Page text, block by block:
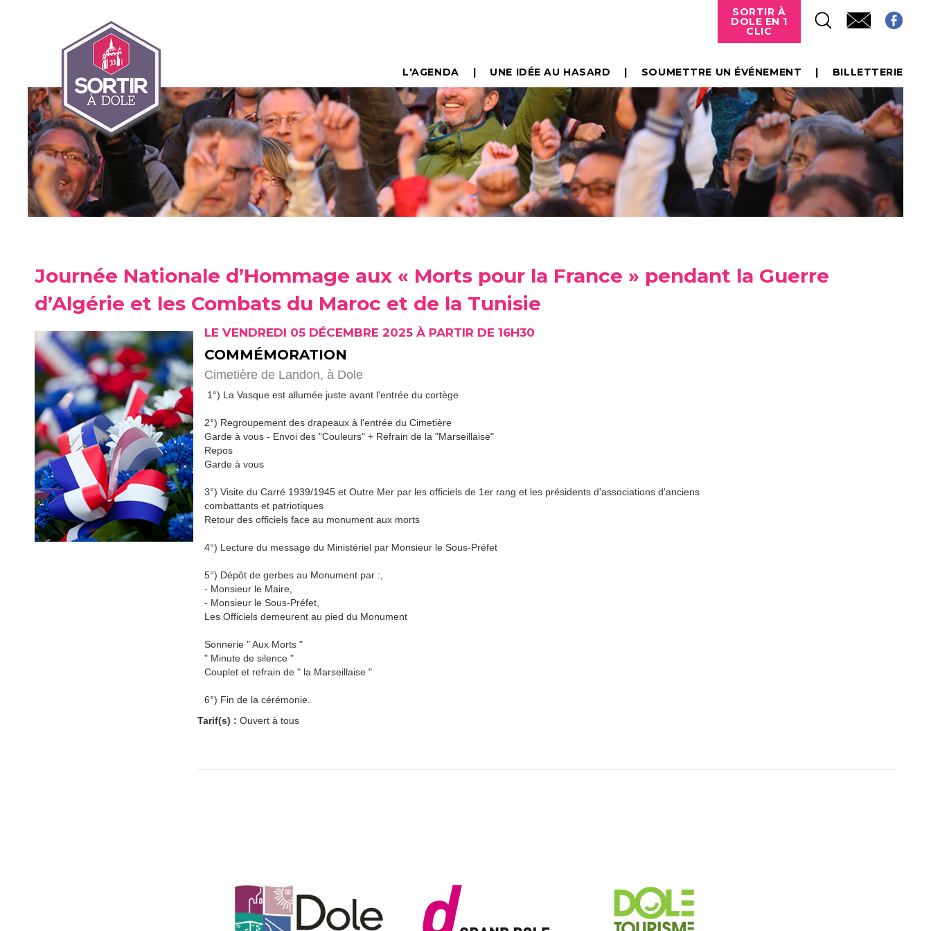
SORTIR À
DOLE EN 1
CLIC
L'AGENDA UNE IDÉE AU HASARD SOUMETTRE UN ÉVÉNEMENT BILLETTERIE
Journée Nationale d’Hommage aux « Morts pour la France » pendant la Guerre
d’Algérie et les Combats du Maroc et de la Tunisie
LE VENDREDI 05 DÉCEMBRE 2025 À PARTIR DE 16H30
COMMÉMORATION
Cimetière de Landon, à Dole
1°) La Vasque est allumée juste avant l'entrée du cortège
2°) Regroupement des drapeaux à l'entrée du Cimetière
Garde à vous - Envoi des "Couleurs" + Refrain de la "Marseillaise"
Repos
Garde à vous
3°) Visite du Carré 1939/1945 et Outre Mer par les officiels de 1er rang et les présidents d'associations d'anciens
combattants et patriotiques
Retour des officiels face au monument aux morts
4°) Lecture du message du Ministériel par Monsieur le Sous-Préfet
5°) Dépôt de gerbes au Monument par :,
- Monsieur le Maire,
- Monsieur le Sous-Préfet,
Les Officiels demeurent au pied du Monument
Sonnerie " Aux Morts "
" Minute de silence "
Couplet et refrain de " la Marseillaise "
6°) Fin de la cérémonie.
Tarif(s) : Ouvert à tous